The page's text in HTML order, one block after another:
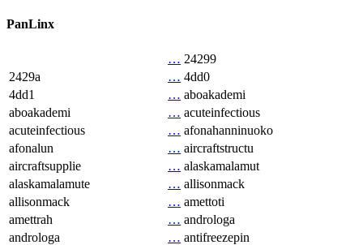
PanLinx
… 24299
2429a
… 4dd0
4dd1
… aboakademi
aboakademi
… acuteinfectious
acuteinfectious
… afonahanninuoko
afonalun
… aircraftstructu
aircraftsupplie
… alaskamalamut
alaskamalamute
… allisonmack
allisonmack
… amettoti
amettrah
… androloga
androloga
… antifreezepin